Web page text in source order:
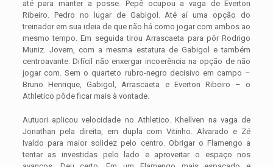
até para manter a posse. Pepê ocupou a vaga de Everton
Ribeiro. Pedro no lugar de Gabigol. Até aí uma opção do
treinador em sua ideia de que não há como jogar com ambos ao
mesmo tempo. Em seguida tirou Arrascaeta para pôr Rodrigo
Muniz. Jovem, com a mesma estatura de Gabigol e também
centroavante. Difícil não enxergar incoerência na opção de não
jogar com. Sem o quarteto rubro-negro decisivo em campo –
Bruno Henrique, Gabigol, Arrascaeta e Everton Ribeiro – o
Athletico pôde ficar mais à vontade.
Autuori aplicou velocidade no Athletico. Khellven na vaga de
Jonathan pela direita, em dupla com Vitinho. Alvarado e Zé
Ivaldo para maior solidez pelo centro. Obrigar o Flamengo a
tentar as investidas pelo lado e aproveitar o espaço nos